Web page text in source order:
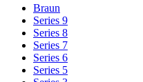
Braun
Series 9
Series 8
Series 7
Series 6
Series 5